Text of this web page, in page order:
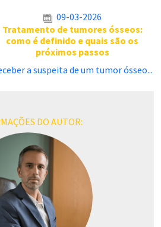
09-03-2026
Tratamento de tumores ósseos:
como é definido e quais são os
próximos passos
a suspeita de um tumor ósseo...
DO AUTOR: